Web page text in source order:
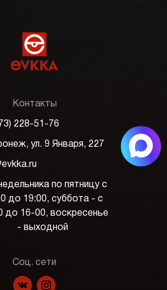
Контакты
228-51-76
ул. 9 Января, 227
по пятницу с
до 19:00, суббота - с
до 16-00, воскресенье
- выходной
Соц. сети
f p